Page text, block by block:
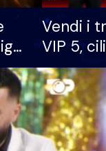
Vendi i
VIP 5,
radhës